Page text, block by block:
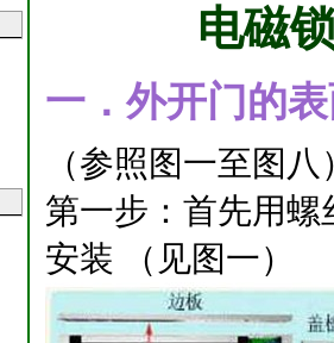
电磁
一．外开门的
（参照图一至图八
第一步：首先用
安装 （见图一）